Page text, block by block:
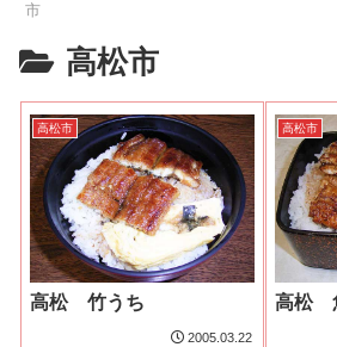
市
高松市
高松市
高松 竹うち
2005.03.22
高松市
高松